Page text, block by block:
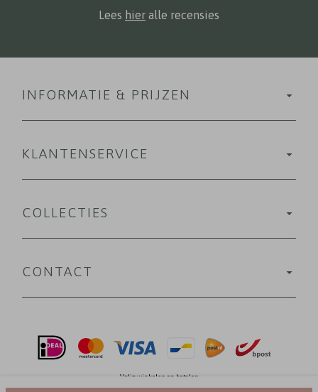
Lees hier alle recensies
INFORMATIE & PRIJZEN
KLANTENSERVICE
COLLECTIES
CONTACT
Velig winkelen en betalen